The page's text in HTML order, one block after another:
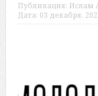
Публикация: Ислам
Дата: 03 декабря,